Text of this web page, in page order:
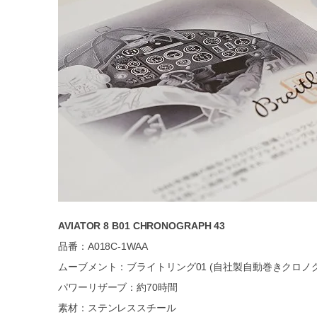
AVIATOR 8 B01 CHRONOGRAPH 43
品番：A018C-1WAA
ムーブメント：ブライトリング01 (自社製自動巻きクロノ
パワーリザーブ：約70時間
素材：ステンレススチール